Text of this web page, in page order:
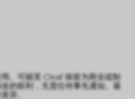
。可丽芙 Cleaf 保留为商业或制
的权利，无需任何事先通知。最
异。